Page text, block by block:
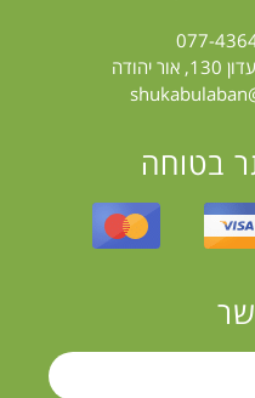
בטוחה